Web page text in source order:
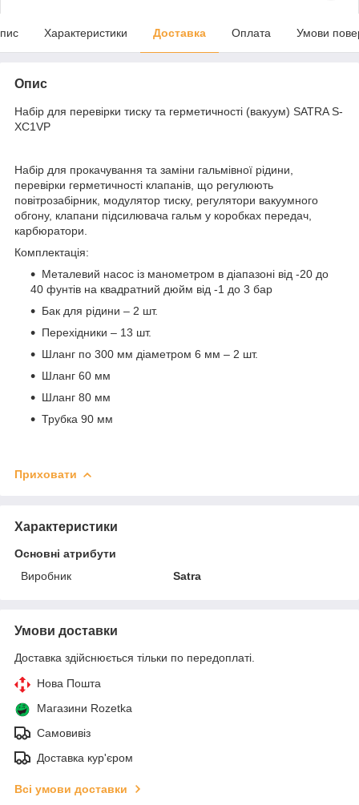
Характеристики Доставка Оплата Умови
Опис
Набір для перевірки тиску та герметичності (вакуум) SATRA S-
XC1VP
Набір для прокачування та заміни гальмівної рідини,
перевірки герметичності клапанів, що регулюють
повітрозабірник, модулятор тиску, регулятори вакуумного
обгону, клапани підсилювача гальм у коробках передач,
карбюратори.
Комплектація:
Металевий насос із манометром в діапазоні від -20 до
40 фунтів на квадратний дюйм від -1 до 3 бар
Бак для рідини – 2 шт.
Перехідники – 13 шт.
Шланг по 300 мм діаметром 6 мм – 2 шт.
Шланг 60 мм
Шланг 80 мм
Трубка 90 мм
Приховати
Характеристики
Основні атрибути
Виробник
Satra
Умови доставки
Доставка здійснюється тільки по передоплаті.
Нова Пошта
Магазини Rozetka
Самовивіз
Доставка кур'єром
Всі умови доставки